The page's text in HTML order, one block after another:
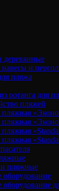
деревянные
навесы и
пляжа
ротанга для
пляжей
пляжная
пляжная
пляжная
пляжная
пляжные
оборудование
оборудование